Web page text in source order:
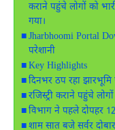
कराने पहुंचे लोगों को
गया।
Jharbhoomi Portal
परेशानी
Key Highlights
दिनभर ठप रहा झारभूमि
रजिस्ट्री कराने पहुंचे
विभाग ने पहले दोपहर
शाम सात बजे सर्वर